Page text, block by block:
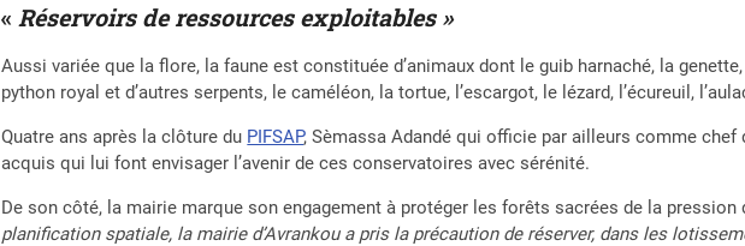
« Réservoirs de ressources exploitables »
Aussi variée que la flore, la faune est constituée d’animaux dont le guib harnaché, la
python royal et d’autres serpents, le caméléon, la tortue, l’escargot, le lézard, l’écureuil,
Quatre ans après la clôture du PIFSAP, Sèmassa Adandé qui officie par ailleurs comme chef
acquis qui lui font envisager l’avenir de ces conservatoires avec sérénité.
De son côté, la mairie marque son engagement à protéger les forêts sacrées de la pression
planification spatiale, la mairie d’Avrankou a pris la précaution de réserver, dans les